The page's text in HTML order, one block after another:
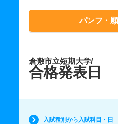
パンフ・
倉敷市立短期大学/
合格発表日
入試種別から入試科目・日